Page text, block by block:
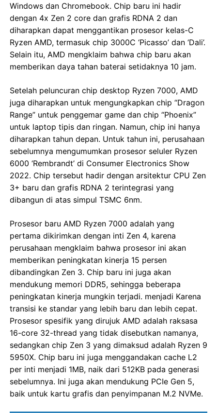
Windows dan Chromebook. Chip baru ini hadir
dengan 4x Zen 2 core dan grafis RDNA 2 dan
diharapkan dapat menggantikan prosesor kelas-C
Ryzen AMD, termasuk chip 3000C ‘Picasso’ dan ‘Dali’.
Selain itu, AMD mengklaim bahwa chip baru akan
memberikan daya tahan baterai setidaknya 10 jam.
Setelah peluncuran chip desktop Ryzen 7000, AMD
juga diharapkan untuk mengungkapkan chip “Dragon
Range” untuk penggemar game dan chip “Phoenix”
untuk laptop tipis dan ringan. Namun, chip ini hanya
diharapkan tahun depan. Untuk tahun ini, perusahaan
sebelumnya mengumumkan prosesor seluler Ryzen
6000 ‘Rembrandt’ di Consumer Electronics Show
2022. Chip tersebut hadir dengan arsitektur CPU Zen
3+ baru dan grafis RDNA 2 terintegrasi yang
dibangun di atas simpul TSMC 6nm.
Prosesor baru AMD Ryzen 7000 adalah yang
pertama dikirimkan dengan inti Zen 4, karena
perusahaan mengklaim bahwa prosesor ini akan
memberikan peningkatan kinerja 15 persen
dibandingkan Zen 3. Chip baru ini juga akan
mendukung memori DDR5, sehingga beberapa
peningkatan kinerja mungkin terjadi. menjadi Karena
transisi ke standar yang lebih baru dan lebih cepat.
Prosesor spesifik yang dirujuk AMD adalah raksasa
16-core 32-thread yang tidak disebutkan namanya,
sedangkan chip Zen 3 yang dimaksud adalah Ryzen 9
5950X. Chip baru ini juga menggandakan cache L2
per inti menjadi 1MB, naik dari 512KB pada generasi
sebelumnya. Ini juga akan mendukung PCIe Gen 5,
baik untuk kartu grafis dan penyimpanan M.2 NVMe.